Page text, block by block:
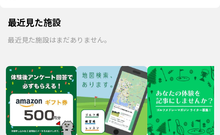
最近見た施設
最近見た施設はまだありません。